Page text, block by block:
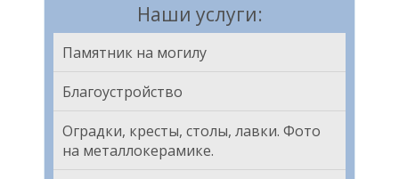
Наши услуги:
Памятник на могилу
Благоустройство
Оградки, кресты, столы, лавки. Фото
на металлокерамике.